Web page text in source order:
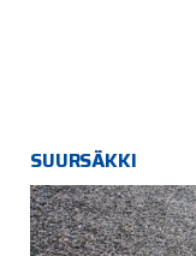
SUURSÄKKI